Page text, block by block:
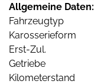
Allgemeine Daten:
Fahrzeugtyp
Karosserieform
Erst-Zul.
Getriebe
Kilometerstand